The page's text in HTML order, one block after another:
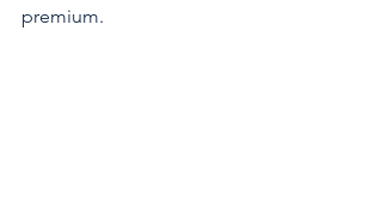
premium.